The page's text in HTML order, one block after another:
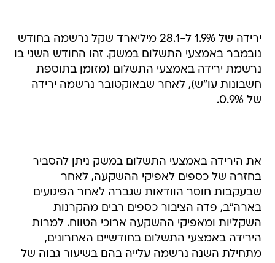
ירידה של 1.9% ל-28.1 מיליארד שקל נרשמה בחודש
נובמבר באמצעי התשלום במשק. זהו החודש השני בו
נרשמת ירידה באמצעי התשלום (מזומן בתוספת
חשבונות עו"ש), לאחר שבאוקטובר נרשמה ירידה
של 0.9%.
את הירידה באמצעי התשלום במשק ניתן להסביר
בחזרה של כספים לאפיקי ההשקעה, לאחר
שבעקבות חוסר הוודאות שגברה לאחר הפיגועים
בארה"ב, פדה הציבור כספים רבים מהקרנות
השקליות ומאפיקי ההשקעה ארוכי הטווח. למרות
הירידה באמצעי התשלום בחודשיים האחרונים,
מתחילת השנה נרשמה עלייה בהם בשיעור גבוה של